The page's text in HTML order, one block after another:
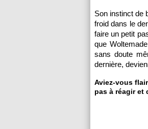
Son instinct de
froid dans le
faire un petit
que
sans doute
dernière,
Aviez-vous
pas à réagir et